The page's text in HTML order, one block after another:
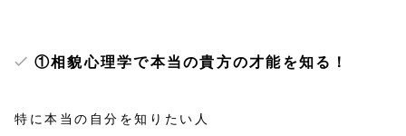
①相貌心理学で本当の貴方の才能を知る！
特に本当の自分を知りたい人